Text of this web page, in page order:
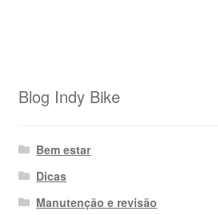
Blog Indy Bike
Bem estar
Dicas
Manutenção e revisão